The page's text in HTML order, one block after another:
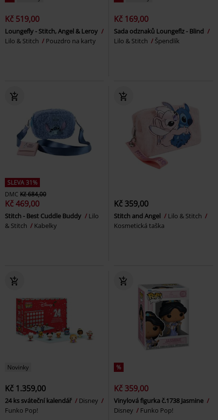
Kč 519,00
Loungefly - Stitch, Angel & Leroy
Lilo & Stitch
Pouzdro na karty
Kč 169,00
Sada odznaků Loungeflz - Blind
Lilo & Stitch
Špendlík
SLEVA 31%
DMC Kč 684,00
Kč 469,00
Stitch - Best Cuddle Buddy
Lilo
& Stitch
Kabelky
Kč 359,00
Stitch and Angel
Lilo & Stitch
Kosmetická taška
Novinky
Kč 1.359,00
24 ks sváteční kalendář
Disney
Funko Pop!
%
Kč 359,00
Vinylová figurka č.1738 Jasmine
Disney
Funko Pop!